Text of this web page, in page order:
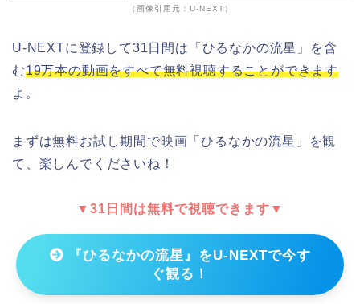
（画像引用元：U-NEXT）
U-NEXTに登録して31日間は「ひるなかの流星」を含
む19万本の動画をすべて無料視聴することができます
よ。
まずは無料お試し期間で映画「ひるなかの流星」を観
て、楽しんでくださいね！
▼31日間は無料で視聴できます▼
『ひるなかの流星』をU-NEXTで今す
ぐ観る！